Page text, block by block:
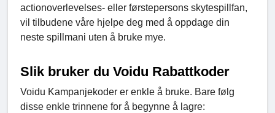
actionoverlevelses- eller førstepersons skytespillfan,
vil tilbudene våre hjelpe deg med å oppdage din
neste spillmani uten å bruke mye.
Slik bruker du Voidu Rabattkoder
Voidu Kampanjekoder er enkle å bruke. Bare følg
disse enkle trinnene for å begynne å lagre: